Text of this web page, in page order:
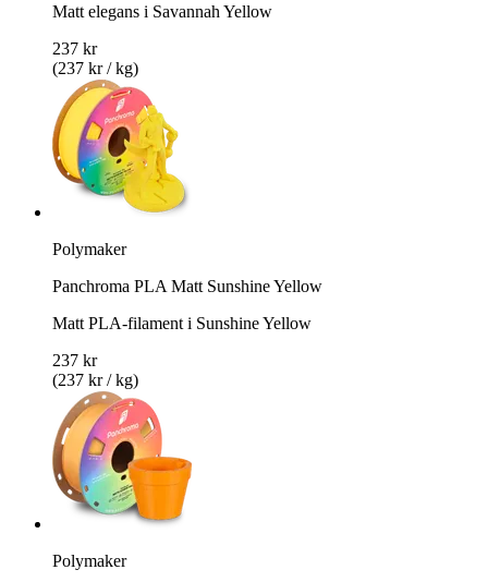
Matt elegans i Savannah Yellow
237 kr
(237 kr / kg)
Polymaker
Panchroma PLA Matt Sunshine Yellow
Matt PLA-filament i Sunshine Yellow
237 kr
(237 kr / kg)
Polymaker